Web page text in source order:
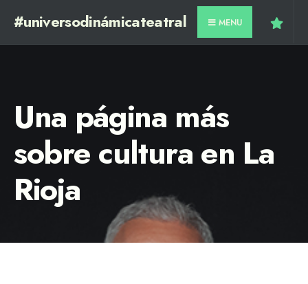
#universodinámicateatral MENU
Una página más
sobre cultura en La
Rioja